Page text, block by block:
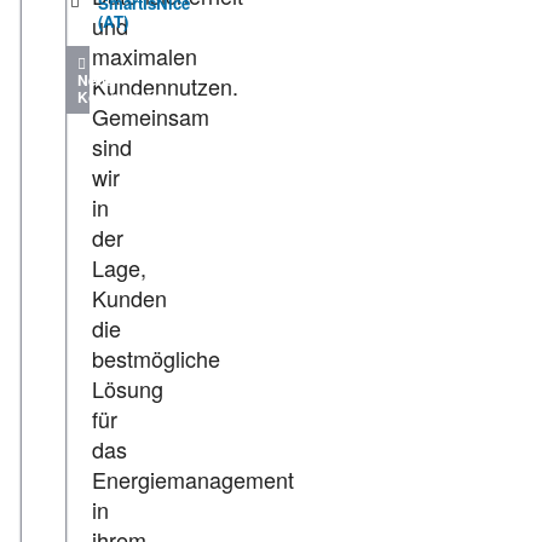
und
maximalen
Kundennutzen.
Gemeinsam
sind
wir
in
der
Lage,
Kunden
die
bestmögliche
Lösung
für
das
Energiemanagement
in
(AT)
Neue
Kommentare